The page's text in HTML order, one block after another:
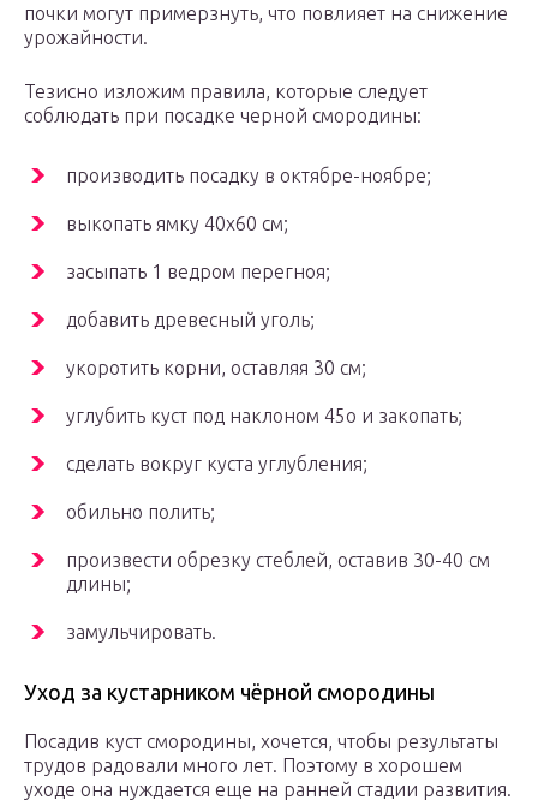
почки могут примерзнуть, что повлияет на снижение
урожайности.
Тезисно изложим правила, которые следует
соблюдать при посадке черной смородины:
производить посадку в октябре-ноябре;
выкопать ямку 40х60 см;
засыпать 1 ведром перегноя;
добавить древесный уголь;
укоротить корни, оставляя 30 см;
углубить куст под наклоном 45о и закопать;
сделать вокруг куста углубления;
обильно полить;
произвести обрезку стеблей, оставив 30-40 см
длины;
замульчировать.
Уход за кустарником чёрной смородины
Посадив куст смородины, хочется, чтобы результаты
трудов радовали много лет. Поэтому в хорошем
уходе она нуждается еще на ранней стадии развития.